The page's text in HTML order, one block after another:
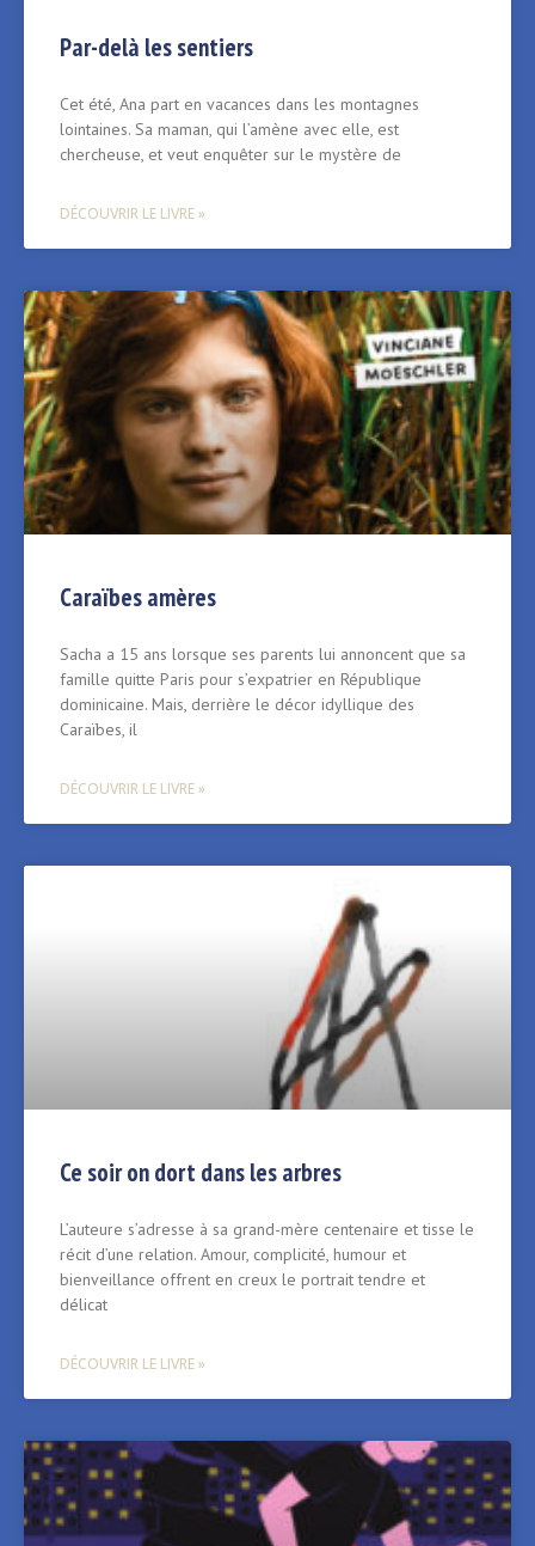
Par-delà les sentiers
Cet été, Ana part en vacances dans les montagnes
lointaines. Sa maman, qui l’amène avec elle, est
chercheuse, et veut enquêter sur le mystère de
DÉCOUVRIR LE LIVRE »
Caraïbes amères
Sacha a 15 ans lorsque ses parents lui annoncent que sa
famille quitte Paris pour s’expatrier en République
dominicaine. Mais, derrière le décor idyllique des
Caraïbes, il
DÉCOUVRIR LE LIVRE »
Ce soir on dort dans les arbres
L’auteure s’adresse à sa grand-mère centenaire et tisse le
récit d’une relation. Amour, complicité, humour et
bienveillance offrent en creux le portrait tendre et
délicat
DÉCOUVRIR LE LIVRE »